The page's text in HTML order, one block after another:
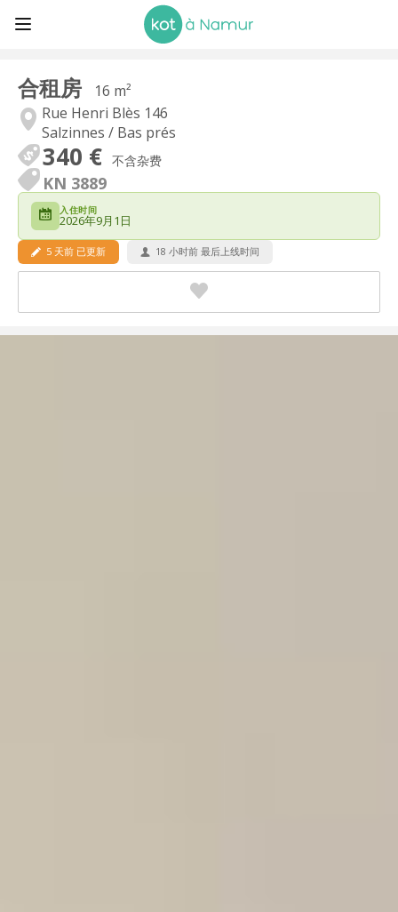
合租房
16 m²
Rue Henri Blès 146
Salzinnes / Bas prés
340 € 不含杂费
KN 3889
入住时间
2026年9月1日
5 天前 已更新 18 小时前 最后上线时间